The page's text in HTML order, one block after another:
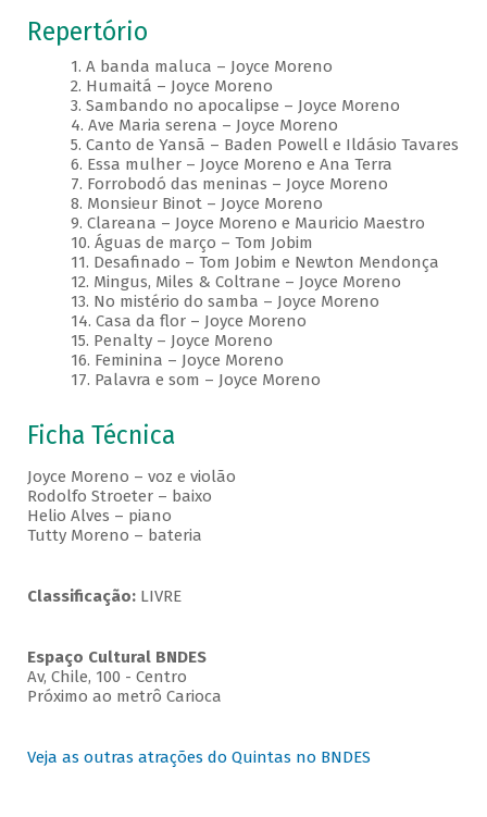
Repertório
1. A banda maluca – Joyce Moreno
2. Humaitá – Joyce Moreno
3. Sambando no apocalipse – Joyce Moreno
4. Ave Maria serena – Joyce Moreno
5. Canto de Yansã – Baden Powell e Ildásio Tavares
6. Essa mulher – Joyce Moreno e Ana Terra
7. Forrobodó das meninas – Joyce Moreno
8. Monsieur Binot – Joyce Moreno
9. Clareana – Joyce Moreno e Mauricio Maestro
10. Águas de março – Tom Jobim
11. Desafinado – Tom Jobim e Newton Mendonça
12. Mingus, Miles & Coltrane – Joyce Moreno
13. No mistério do samba – Joyce Moreno
14. Casa da flor – Joyce Moreno
15. Penalty – Joyce Moreno
16. Feminina – Joyce Moreno
17. Palavra e som – Joyce Moreno
Ficha Técnica
Joyce Moreno – voz e violão
Rodolfo Stroeter – baixo
Helio Alves – piano
Tutty Moreno – bateria
Classificação: LIVRE
Espaço Cultural BNDES
Av, Chile, 100 - Centro
Próximo ao metrô Carioca
Veja as outras atrações do Quintas no BNDES